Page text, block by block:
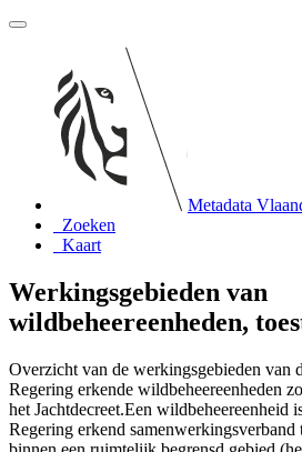
Metadata
Zoeken
Kaart
Werkingsgebieden van
wildbeheereenheden,
Overzicht van de werkingsgebieden van
Regering erkende wildbeheereenheden
het Jachtdecreet.Een wildbeheereenheid
Regering erkend samenwerkingsverband